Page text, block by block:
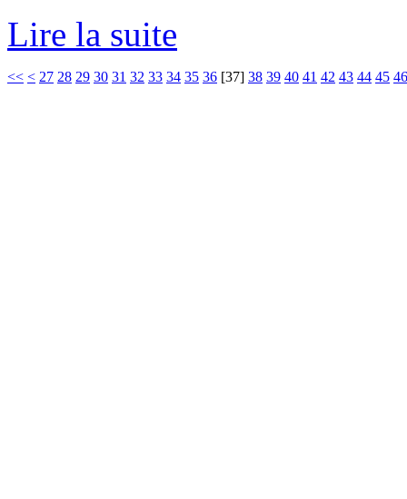
Lire la suite
<< < 27 28 29 30 31 32 33 34 35 36 [37] 38 39 40 41 42 43 44 45 46